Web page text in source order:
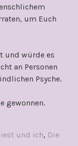
um Euch
und würde es
an Personen
Psyche.
gewonnen.
und ich, Die